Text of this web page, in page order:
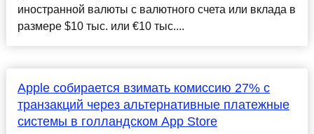
иностранной валюты с валютного счета или вклада в
размере $10 тыс. или €10 тыс....
Apple собирается взимать комиссию 27% с
транзакций через альтернативные платежные
системы в голландском App Store